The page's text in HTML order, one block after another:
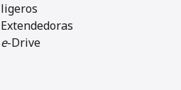
ligeros
Extendedoras
e-Drive